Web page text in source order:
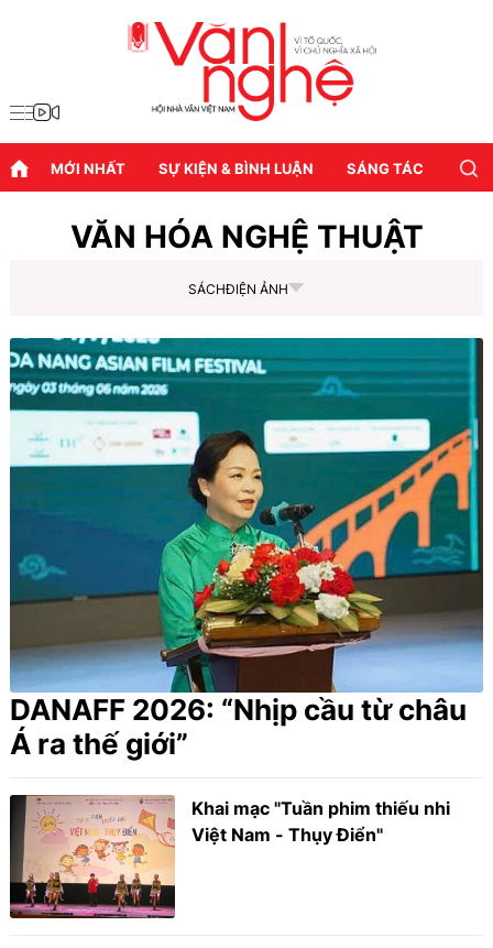
MỚI NHẤT SỰ KIỆN & BÌNH LUẬN SÁNG TÁC
VĂN HÓA NGHỆ THUẬT
SÁCHĐIỆN ẢNH
DANAFF 2026: “Nhịp cầu từ châu
Á ra thế giới”
Khai mạc "Tuần phim thiếu nhi
Việt Nam - Thụy Điển"